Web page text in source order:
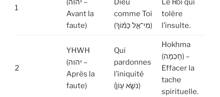
1
(יהוה –
Avant la
faute)
Dieu
comme Toi
(מִי־אֵ֣ל כָּמ֗וֹךָ)
Le Roi qui
tolère
l’insulte.
2
YHWH
(יהוה –
Après la
faute)
Qui
pardonnes
l’iniquité
(נֹשֵׂ֤א עָוֹן֙)
Hokhma
(חָכְמָה) –
Effacer la
tache
spirituelle.